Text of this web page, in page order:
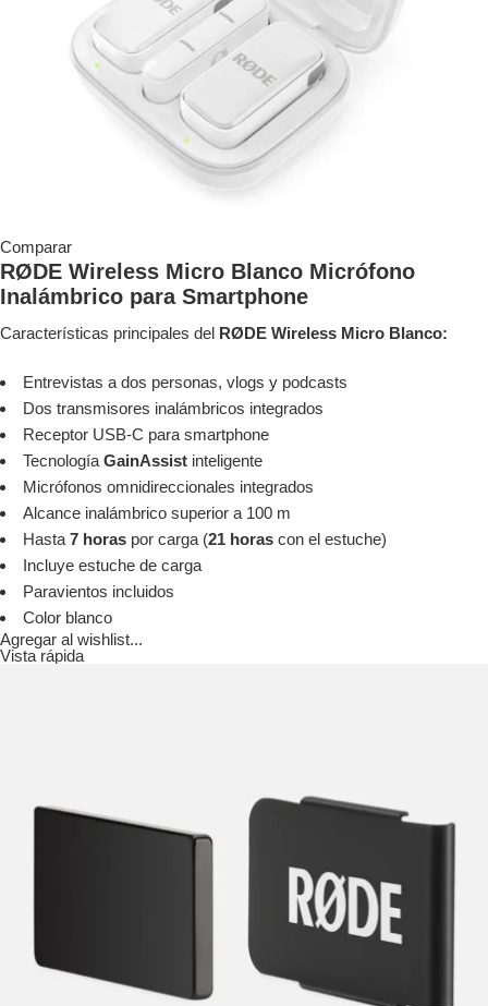
Comparar
RØDE Wireless Micro Blanco Micrófono
Inalámbrico para Smartphone
Características principales del RØDE Wireless Micro Blanco:
Entrevistas a dos personas, vlogs y podcasts
Dos transmisores inalámbricos integrados
Receptor USB-C para smartphone
Tecnología GainAssist inteligente
Micrófonos omnidireccionales integrados
Alcance inalámbrico superior a 100 m
Hasta 7 horas por carga (21 horas con el estuche)
Incluye estuche de carga
Paravientos incluidos
Color blanco
Agregar al wishlist...
Vista rápida